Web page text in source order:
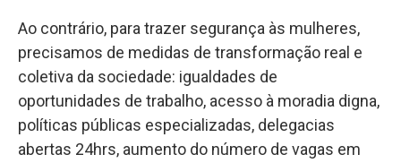
Ao contrário, para trazer segurança às mulheres,
precisamos de medidas de transformação real e
coletiva da sociedade: igualdades de
oportunidades de trabalho, acesso à moradia digna,
políticas públicas especializadas, delegacias
abertas 24hrs, aumento do número de vagas em